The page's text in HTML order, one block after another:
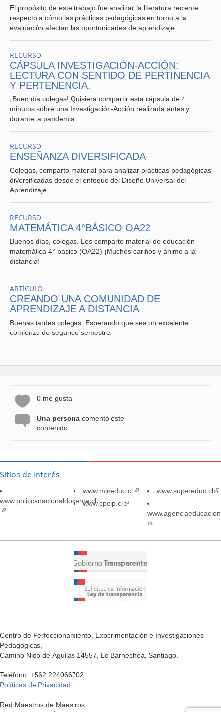
El propósito de este trabajo fue analizar la literatura reciente
respecto a cómo las prácticas pedagógicas en torno a la
evaluación afectan las oportunidades de aprendizaje.
RECURSO
CÁPSULA INVESTIGACIÓN-ACCIÓN:
LECTURA CON SENTIDO DE PERTINENCIA
Y PERTENENCIA.
¡Buen día colegas! Quisiera compartir esta cápsula de 4
minutos sobre una Investigación-Acción realizada antes y
durante la pandemia.
RECURSO
ENSEÑANZA DIVERSIFICADA
Colegas, comparto material para analizar prácticas pedagógicas
diversificadas desde el enfoque del Diseño Universal del
Aprendizaje.
RECURSO
MATEMÁTICA 4°BÁSICO OA22
Buenos días, colegas. Les comparto material de educación
matemática 4° básico (OA22) ¡Muchos cariños y ánimo a la
distancia!
ARTÍCULO
CREANDO UNA COMUNIDAD DE
APRENDIZAJE A DISTANCIA
Buenas tardes colegas. Esperando que sea un excelente
comienzo de segundo semestre.
0 me gusta
Una persona comentó este
contenido
Sitios de Interés
www.politicanacionaldocente.cl
(link
www.mineduc.cl(link
external)
www.supereduc.cl
www.cpeip.cl(link
external)(link
external)
Centro de Perfeccionamiento, Experimentación e Investigaciones
Pedagógicas,
Camino Nido de Águilas 14557, Lo Barnechea, Santiago.
Teléfono: +562 224066702
Políticas de Privacidad
Red Maestros de Maestros,